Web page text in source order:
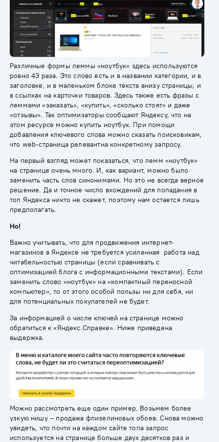
Различные формы леммы «ноутбук» здесь используются
ровно 43 раза. Это слово есть и в названии категории, и в
заголовке, и в маленьком блоке текста внизу страницы, и
в ссылках на карточки товаров. Здесь также есть фразы с
леммами «заказать», «купить», «сколько стоят» и даже
«отзывы». Так оптимизаторы сообщают Яндексу, что на
этом ресурсе можно купить ноутбук. При помощи
добавления ключевого слова можно сказать поисковикам,
что web-страница релевантнаконкретному запросу.
На первый взгляд может показаться, что лемм «ноутбук»
на странице очень много. И, как вариант, можно было
заменить часть слов синонимами. Но это не всегда верное
решение. Да и точное число вхождений для попадания в
топ Яндекса никто не скажет, поэтому нам остается лишь
предполагать.
Но!
Важно учитывать, что для продвижения интернет-
магазинов в Яндексе не требуется усиленная работа над
читабельностью страницы (если сравнивать с
оптимизацией блога с информационными текстами). Если
заменить слово «ноутбук» на «компактный переносной
компьютер», то от этого особой пользы ни для себя, ни
для потенциальных покупателей не будет.
За информацией о числе ключей на странице можно
обратиться к «Яндекс.Справке». Ниже приведена
выдержка.
Можно рассмотреть еще один пример. Возьмем более
узкую нишу – продажа флизелиновых обоев. Снова можно
увидеть, что почти на каждом сайте топа запрос
используется на странице больше двух десятков раз и